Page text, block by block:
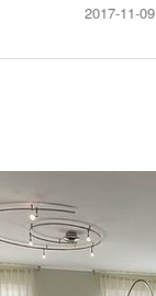
2017-11-